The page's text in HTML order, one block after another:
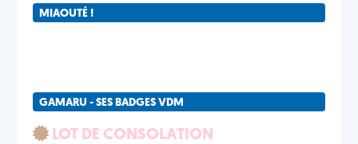
MIAOUTÉ !
GAMARU - SES BADGES VDM
LOT DE CONSOLATION